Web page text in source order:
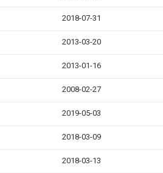
2018-07-31
2013-03-20
2013-01-16
2008-02-27
2019-05-03
2018-03-09
2018-03-13